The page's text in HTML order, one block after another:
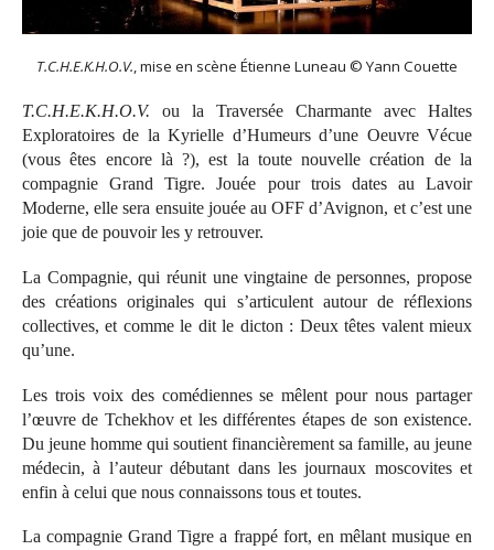
T.C.H.E.K.H.O.V., mise en scène Étienne Luneau © Yann Couette
T.C.H.E.K.H.O.V. ou la Traversée Charmante avec Haltes
Exploratoires de la Kyrielle d’Humeurs d’une Oeuvre Vécue
(vous êtes encore là ?), est la toute nouvelle création de la
compagnie Grand Tigre. Jouée pour trois dates au Lavoir
Moderne, elle sera ensuite jouée au OFF d’Avignon, et c’est une
joie que de pouvoir les y retrouver.
La Compagnie, qui réunit une vingtaine de personnes, propose
des créations originales qui s’articulent autour de réflexions
collectives, et comme le dit le dicton : Deux têtes valent mieux
qu’une.
Les trois voix des comédiennes se mêlent pour nous partager
l’œuvre de Tchekhov et les différentes étapes de son existence.
Du jeune homme qui soutient financièrement sa famille, au jeune
médecin, à l’auteur débutant dans les journaux moscovites et
enfin à celui que nous connaissons tous et toutes.
La compagnie Grand Tigre a frappé fort, en mêlant musique en